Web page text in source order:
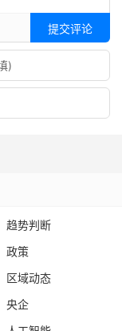
提交评论
趋势判断
政策
区域动态
央企